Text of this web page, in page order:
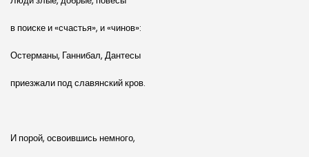
в поиске и «счастья», и «чинов»:
Остерманы, Ганнибал, Дантесы
приезжали под славянский кров.
И порой, освоившись немного,